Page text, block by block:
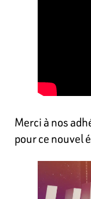
Merci à nos
pour ce nouvel